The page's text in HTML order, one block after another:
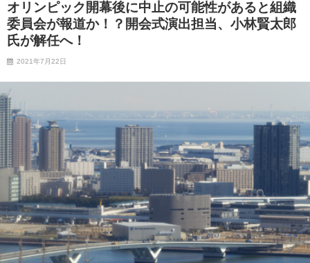
オリンピック開幕後に中止の可能性があると組織
委員会が報道か！？開会式演出担当、小林賢太郎
氏が解任へ！
2021年7月22日